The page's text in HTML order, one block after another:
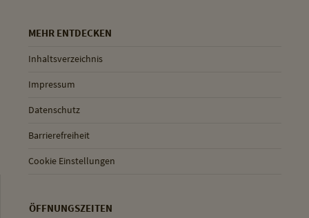
MEHR ENTDECKEN
Inhaltsverzeichnis
Impressum
Datenschutz
Barrierefreiheit
Cookie Einstellungen
ÖFFNUNGSZEITEN